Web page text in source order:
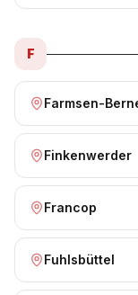
F
Farmsen-
Finkenwerder
Francop
Fuhlsbüttel